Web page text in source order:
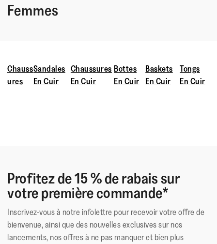
Femmes
Chauss
ures
Sandales
En Cuir
Chaussures
En Cuir
Bottes
En Cuir
Baskets
En Cuir
Tongs
En Cuir
Profitez de 15 % de rabais sur
votre première commande*
Inscrivez-vous à notre infolettre pour recevoir votre offre de
bienvenue, ainsi que des nouvelles exclusives sur nos
lancements, nos offres à ne pas manquer et bien plus